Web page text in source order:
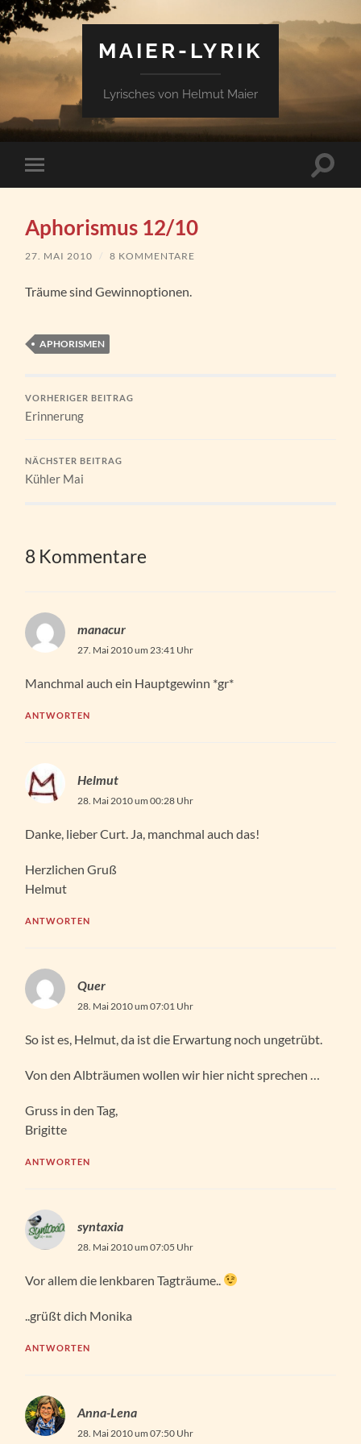
MAIER-LYRIK
Lyrisches von Helmut Maier
Mobile-
Menü
Aphorismus 12/10
27. MAI 2010 / 8 KOMMENTARE
Träume sind Gewinnoptionen.
APHORISMEN
VORHERIGER BEITRAG
Erinnerung
NÄCHSTER BEITRAG
Kühler Mai
8 Kommentare
manacur
27. Mai 2010 um 23:41 Uhr
Manchmal auch ein Hauptgewinn *gr*
ANTWORTEN
Helmut
28. Mai 2010 um 00:28 Uhr
Danke, lieber Curt. Ja, manchmal auch das!
Herzlichen Gruß
Helmut
ANTWORTEN
Quer
28. Mai 2010 um 07:01 Uhr
So ist es, Helmut, da ist die Erwartung noch ungetrübt.
Von den Albträumen wollen wir hier nicht sprechen …
Gruss in den Tag,
Brigitte
ANTWORTEN
syntaxia
28. Mai 2010 um 07:05 Uhr
Vor allem die lenkbaren Tagträume..
..grüßt dich Monika
ANTWORTEN
Anna-Lena
28. Mai 2010 um 07:50 Uhr